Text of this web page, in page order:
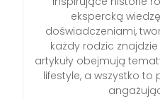
ekspercką
doświadczeniami,
każdy rodzic
artykuły obejmują
lifestyle, a wszystko